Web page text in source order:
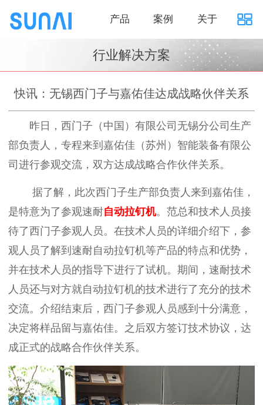
产品 案例 关于
行业解决方案
快讯：无锡西门子与嘉佑佳达成战略伙伴关系
昨日，西门子（中国）有限公司无锡分公司生产
部负责人，专程来到嘉佑佳（苏州）智能装备有限公
司进行参观交流，双方达成战略合作伙伴关系。
据了解，此次西门子生产部负责人来到嘉佑佳，
是特意为了参观速耐自动拉钉机。范总和技术人员接
待了西门子参观人员。在技术人员的详细介绍下，参
观人员了解到速耐自动拉钉机等产品的特点和优势，
并在技术人员的指导下进行了试机。期间，速耐技术
人员还与对方就自动拉钉机的技术进行了充分的技术
交流。介绍结束后，西门子参观人员感到十分满意，
决定将样品留与嘉佑佳。之后双方签订技术协议，达
成正式的战略合作伙伴关系。